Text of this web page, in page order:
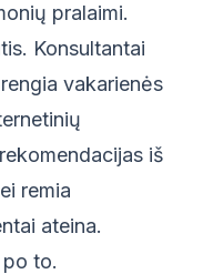
pralaimi.
Konsultantai
vakarienės
iš
remia
ateina.
to.